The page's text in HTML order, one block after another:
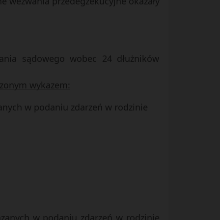
sądowego wobec 24 dłużników
wykazem:
w podaniu zdarzeń w rodzinie
w podaniu zdarzeń w rodzinie